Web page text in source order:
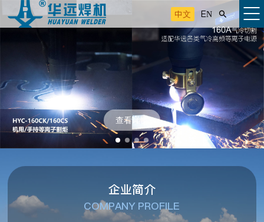
中文 EN 
查看详情
企业简介
COMPANY PROFILE